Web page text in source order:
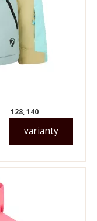
varianty
128, 140